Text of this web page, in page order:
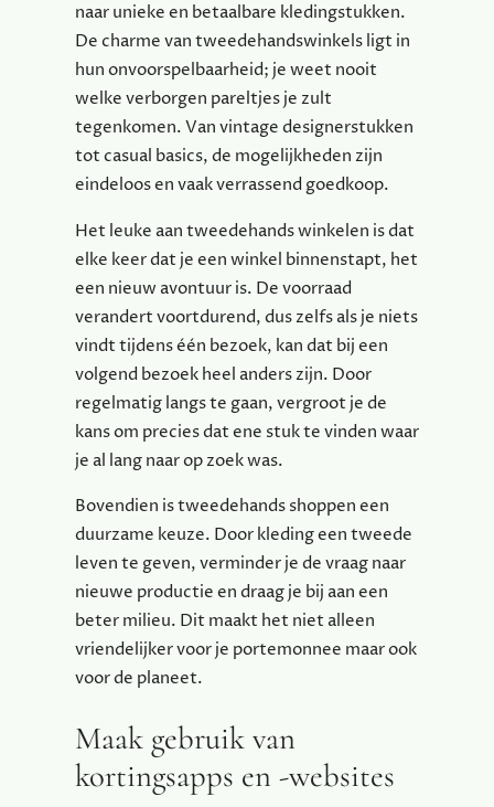
naar unieke en betaalbare kledingstukken.
De charme van tweedehandswinkels ligt in
hun onvoorspelbaarheid; je weet nooit
welke verborgen pareltjes je zult
tegenkomen. Van vintage designerstukken
tot casual basics, de mogelijkheden zijn
eindeloos en vaak verrassend goedkoop.
Het leuke aan tweedehands winkelen is dat
elke keer dat je een winkel binnenstapt, het
een nieuw avontuur is. De voorraad
verandert voortdurend, dus zelfs als je niets
vindt tijdens één bezoek, kan dat bij een
volgend bezoek heel anders zijn. Door
regelmatig langs te gaan, vergroot je de
kans om precies dat ene stuk te vinden waar
je al lang naar op zoek was.
Bovendien is tweedehands shoppen een
duurzame keuze. Door kleding een tweede
leven te geven, verminder je de vraag naar
nieuwe productie en draag je bij aan een
beter milieu. Dit maakt het niet alleen
vriendelijker voor je portemonnee maar ook
voor de planeet.
Maak gebruik van
kortingsapps en -websites